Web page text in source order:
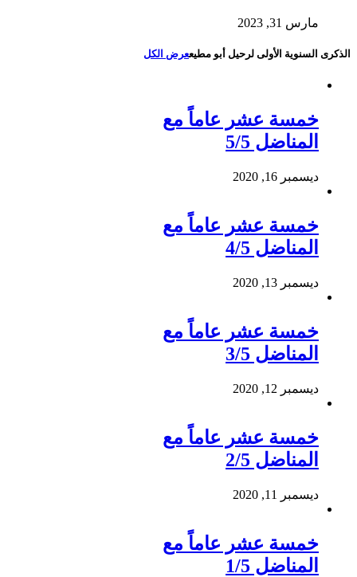
مارس 31, 2023
الذكرى السنوية الأولى لرحيل أبو مطيععرض الكل
خمسة عشر عاماً مع
المناضل 5/5
ديسمبر 16, 2020
خمسة عشر عاماً مع
المناضل 4/5
ديسمبر 13, 2020
خمسة عشر عاماً مع
المناضل 3/5
ديسمبر 12, 2020
خمسة عشر عاماً مع
المناضل 2/5
ديسمبر 11, 2020
خمسة عشر عاماً مع
المناضل 1/5